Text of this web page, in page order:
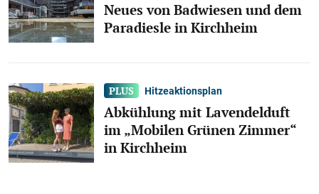
Neues von Badwiesen und dem
Paradiesle in Kirchheim
Hitzeaktionsplan
Abkühlung mit Lavendelduft
im „Mobilen Grünen Zimmer“
in Kirchheim